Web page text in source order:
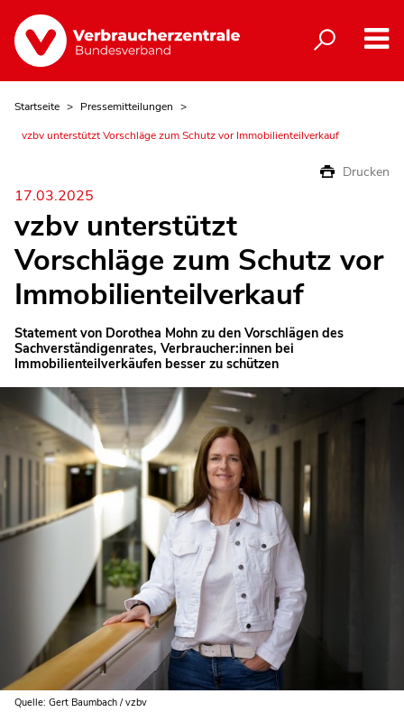
Startseite
Pressemitteilungen
vzbv unterstützt Vorschläge zum Schutz vor Immobilienteilverkauf
Drucken
17.03.2025
vzbv unterstützt
Vorschläge zum Schutz vor
Immobilienteilverkauf
Statement von Dorothea Mohn zu den Vorschlägen des
Sachverständigenrates, Verbraucher:innen bei
Immobilienteilverkäufen besser zu schützen
Quelle: Gert Baumbach / vzbv